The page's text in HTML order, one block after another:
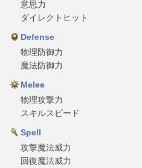
意思力
ダイレクトヒット
Defense
物理防御力
魔法防御力
Melee
物理攻撃力
スキルスピード
Spell
攻撃魔法威力
回復魔法威力